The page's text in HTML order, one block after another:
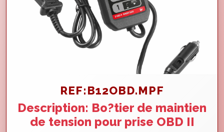
REF:B12OBD.MPF
Description: Bo?tier de maintien
de tension pour prise OBD II